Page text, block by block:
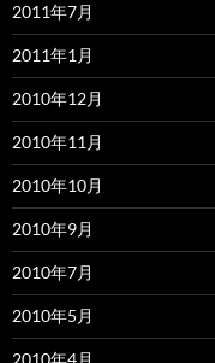
2011年7月
2011年1月
2010年12月
2010年11月
2010年10月
2010年9月
2010年7月
2010年5月